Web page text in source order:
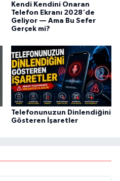
Kendi Kendini Onaran
Telefon Ekranı 2028'de
Geliyor — Ama Bu Sefer
Gerçek mi?
Telefonunuzun Dinlendiğini
Gösteren İşaretler